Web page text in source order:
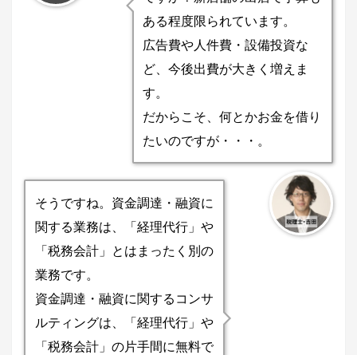
ある程度限られています。
広告費や人件費・設備投資な
ど、今後出費が大きく増えま
す。
だからこそ、何とかお金を借り
たいのですが・・・。
そうですね。資金調達・融資に
関する業務は、「経理代行」や
「税務会計」とはまったく別の
業務です。
資金調達・融資に関するコンサ
ルティングは、「経理代行」や
「税務会計」の片手間に無料で